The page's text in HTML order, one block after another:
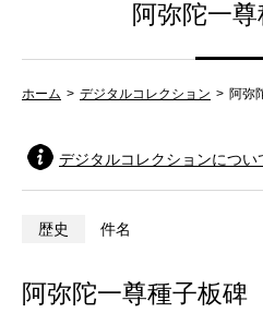
阿弥陀一
ホーム デジタルコレクション 阿弥
デジタルコレクションについ
歴史 件名
阿弥陀一尊種子板碑